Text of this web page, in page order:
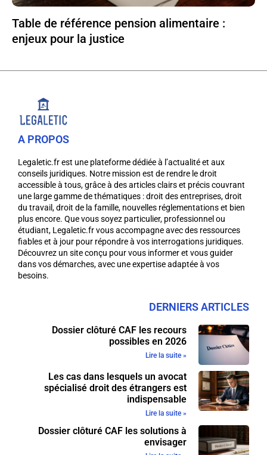
Table de référence pension alimentaire :
enjeux pour la justice
A PROPOS
Legaletic.fr est une plateforme dédiée à l’actualité et aux
conseils juridiques. Notre mission est de rendre le droit
accessible à tous, grâce à des articles clairs et précis couvrant
une large gamme de thématiques : droit des entreprises, droit
du travail, droit de la famille, nouvelles réglementations et bien
plus encore. Que vous soyez particulier, professionnel ou
étudiant, Legaletic.fr vous accompagne avec des ressources
fiables et à jour pour répondre à vos interrogations juridiques.
Découvrez un site conçu pour vous informer et vous guider
dans vos démarches, avec une expertise adaptée à vos
besoins.
DERNIERS ARTICLES
Dossier clôturé CAF les recours
possibles en 2026
Lire la suite »
Les cas dans lesquels un avocat
spécialisé droit des étrangers est
indispensable
Lire la suite »
Dossier clôturé CAF les solutions à
envisager